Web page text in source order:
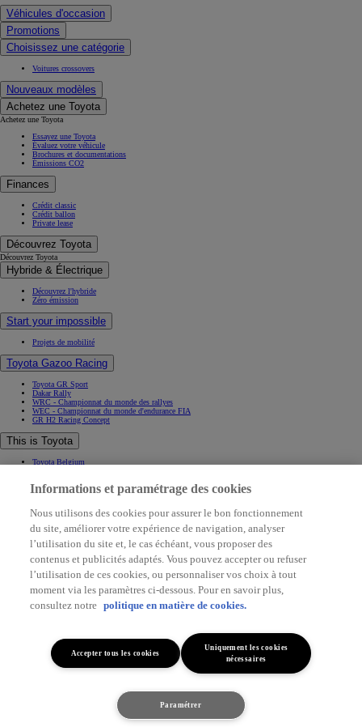
Triez
Véhicules d'occasion
Promotions
Choisissez une catégorie
Voitures crossovers
Nouveaux modèles
Achetez une Toyota
Achetez une Toyota
Essayez une Toyota
Évaluez votre véhicule
Brochures et documentations
Émissions CO2
Finances
Crédit classic
Crédit ballon
Private lease
Découvrez Toyota
Découvrez Toyota
Hybride & Électrique
Découvrez l'hybride
Zéro émission
Start your impossible
Projets de mobilité
Toyota Gazoo Racing
Toyota GR Sport
Dakar Rally
WRC - Championnat du monde des rallyes
WEC - Championnat du monde d'endurance FIA
GR H2 Racing Concept
This is Toyota
Toyota Belgium
Contact & Infos
Rendez-vous entretien
Rendez-vous en concession (Opens in new window)
Contactez-nous
Support (FAQ)
Application My Toyota
Vie privée
Data sharing
Cookies
(Opens in new window)
(Opens in new window)
(Opens in new window)
Informations et paramétrage des cookies
Nous utilisons des cookies pour assurer le bon fonctionnement
du site, améliorer votre expérience de navigation, analyser
l’utilisation du site et, le cas échéant, vous proposer des
contenus et publicités adaptés. Vous pouvez accepter ou refuser
l’utilisation de ces cookies, ou personnaliser vos choix à tout
moment via les paramètres ci-dessous. Pour en savoir plus,
consultez notre politique en matière de cookies.
Accepter tous les cookies
Uniquement les cookies
nécessaires
Paramétrer